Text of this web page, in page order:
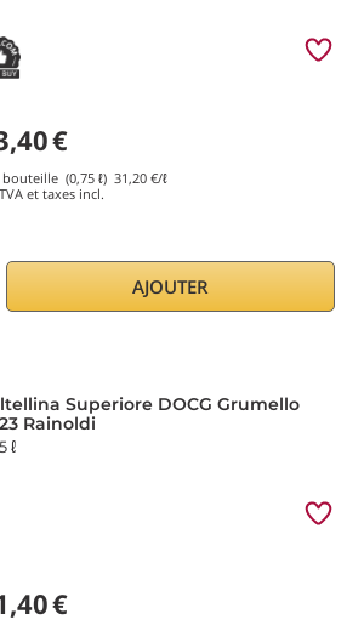
€
bouteille (0,75 ℓ) 31,20 €/ℓ
TVA et taxes incl.
AJOUTER
Superiore DOCG Grumello
Rainoldi
ℓ
€